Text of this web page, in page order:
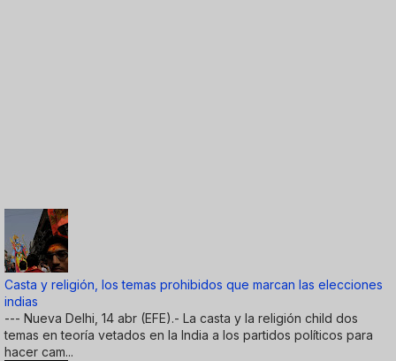
Casta y religión, los temas prohibidos que marcan las elecciones
indias
--- Nueva Delhi, 14 abr (EFE).- La casta y la religión child dos
temas en teoría vetados en la India a los partidos políticos para
hacer cam...